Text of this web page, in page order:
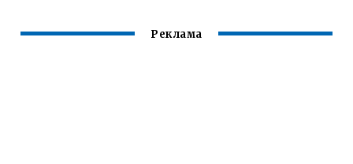
Реклама